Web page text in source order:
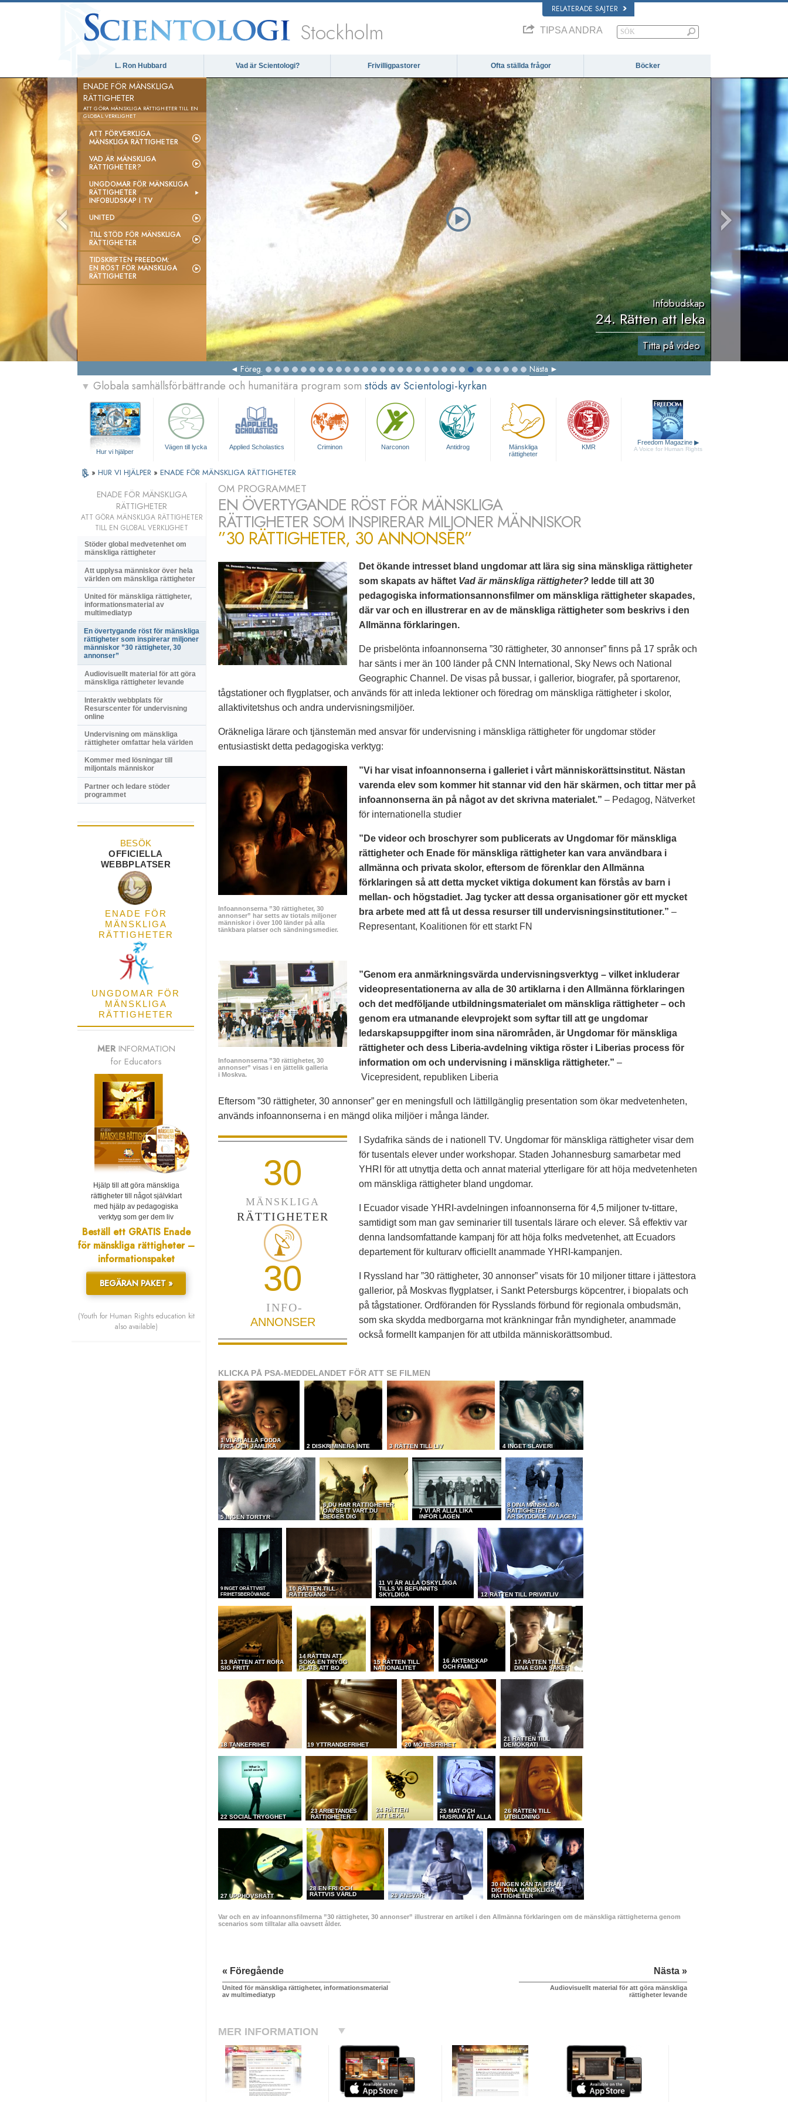
RELATERADE SAJTER
Stockholm TIPSA ANDRA
L. Ron Hubbard Vad är Scientologi? Frivilligpastorer Ofta ställda frågor Böcker
ENADE FÖR MÄNSKLIGA
RÄTTIGHETER
ATT GÖRA MÄNSKLIGA RÄTTIGHETER TILL EN
GLOBAL VERKLIGHET
ATT FÖRVERKLIGA
MÄNSKLIGA RÄTTIGHETER
VAD ÄR MÄNSKLIGA
RÄTTIGHETER?
UNGDOMAR FÖR MÄNSKLIGA
RÄTTIGHETER
INFOBUDSKAP I TV
UNITED
TILL STÖD FÖR MÄNSKLIGA
RÄTTIGHETER
TIDSKRIFTEN FREEDOM:
EN RÖST FÖR MÄNSKLIGA
RÄTTIGHETER
Infobudskap
24. Rätten att leka
Titta på video
Föreg. Nästa
▼ Globala samhällsförbättrande och humanitära program som stöds av Scientologi-kyrkan
Hur vi hjälper
Vägen till lycka Applied Scholastics Criminon Narconon Antidrog
Mänskliga
rättigheter
KMR
Freedom Magazine ▶
A Voice for Human Rights
» HUR VI HJÄLPER » ENADE FÖR MÄNSKLIGA RÄTTIGHETER
OM PROGRAMMET
EN ÖVERTYGANDE RÖST FÖR MÄNSKLIGA
RÄTTIGHETER SOM INSPIRERAR MILJONER MÄNNISKOR
”30 RÄTTIGHETER, 30 ANNONSER”
Det ökande intresset bland ungdomar att lära sig sina mänskliga rättigheter
som skapats av häftet Vad är mänskliga rättigheter? ledde till att 30
pedagogiska informationsannonsfilmer om mänskliga rättigheter skapades,
där var och en illustrerar en av de mänskliga rättigheter som beskrivs i den
Allmänna förklaringen.
De prisbelönta infoannonserna ”30 rättigheter, 30 annonser” finns på 17 språk och
har sänts i mer än 100 länder på CNN International, Sky News och National
Geographic Channel. De visas på bussar, i gallerior, biografer, på sportarenor,
tågstationer och flygplatser, och används för att inleda lektioner och föredrag om mänskliga rättigheter i skolor,
allaktivitetshus och andra undervisningsmiljöer.
Oräkneliga lärare och tjänstemän med ansvar för undervisning i mänskliga rättigheter för ungdomar stöder
entusiastiskt detta pedagogiska verktyg:
Infoannonserna ”30 rättigheter, 30
annonser” har setts av tiotals miljoner
människor i över 100 länder på alla
tänkbara platser och sändningsmedier.
”Vi har visat infoannonserna i galleriet i vårt människorättsinstitut. Nästan
varenda elev som kommer hit stannar vid den här skärmen, och tittar mer på
infoannonserna än på något av det skrivna materialet.” – Pedagog, Nätverket
för internationella studier
”De videor och broschyrer som publicerats av Ungdomar för mänskliga
rättigheter och Enade för mänskliga rättigheter kan vara användbara i
allmänna och privata skolor, eftersom de förenklar den Allmänna
förklaringen så att detta mycket viktiga dokument kan förstås av barn i
mellan- och högstadiet. Jag tycker att dessa organisationer gör ett mycket
bra arbete med att få ut dessa resurser till undervisningsinstitutioner.” –
Representant, Koalitionen för ett starkt FN
Infoannonserna ”30 rättigheter, 30
annonser” visas i en jättelik galleria
i Moskva.
”Genom era anmärkningsvärda undervisningsverktyg – vilket inkluderar
videopresentationerna av alla de 30 artiklarna i den Allmänna förklaringen
och det medföljande utbildningsmaterialet om mänskliga rättigheter – och
genom era utmanande elevprojekt som syftar till att ge ungdomar
ledarskapsuppgifter inom sina närområden, är Ungdomar för mänskliga
rättigheter och dess Liberia-avdelning viktiga röster i Liberias process för
information om och undervisning i mänskliga rättigheter.” –
Vicepresident, republiken Liberia
Eftersom ”30 rättigheter, 30 annonser” ger en meningsfull och lättillgänglig presentation som ökar medvetenheten,
används infoannonserna i en mängd olika miljöer i många länder.
30
MÄNSKLIGA
RÄTTIGHETER
30
INFO-
ANNONSER
I Sydafrika sänds de i nationell TV. Ungdomar för mänskliga rättigheter visar dem
för tusentals elever under workshopar. Staden Johannesburg samarbetar med
YHRI för att utnyttja detta och annat material ytterligare för att höja medvetenheten
om mänskliga rättigheter bland ungdomar.
I Ecuador visade YHRI-avdelningen infoannonserna för 4,5 miljoner tv-tittare,
samtidigt som man gav seminarier till tusentals lärare och elever. Så effektiv var
denna landsomfattande kampanj för att höja folks medvetenhet, att Ecuadors
departement för kulturarv officiellt anammade YHRI-kampanjen.
I Ryssland har ”30 rättigheter, 30 annonser” visats för 10 miljoner tittare i jättestora
gallerior, på Moskvas flygplatser, i Sankt Petersburgs köpcentrer, i biopalats och
på tågstationer. Ordföranden för Rysslands förbund för regionala ombudsmän,
som ska skydda medborgarna mot kränkningar från myndigheter, anammade
också formellt kampanjen för att utbilda människorättsombud.
KLICKA PÅ PSA-MEDDELANDET FÖR ATT SE FILMEN
1 VI ÄR ALLA FÖDDA
FRIA OCH JÄMLIKA
2 DISKRIMINERA INTE 3 RÄTTEN TILL LIV 4 INGET SLAVERI
5 INGEN TORTYR
6 DU HAR RÄTTIGHETER
OAVSETT VART DU
BEGER DIG
7 VI ÄR ALLA LIKA
INFÖR LAGEN
8 DINA MÄNSKLIGA
RÄTTIGHETER
ÄR SKYDDADE AV LAGEN
9 INGET ORÄTTVIST
FRIHETSBERÖVANDE
10 RÄTTEN TILL
RÄTTEGÅNG
11 VI ÄR ALLA OSKYLDIGA
TILLS VI BEFUNNITS
SKYLDIGA
12 RÄTTEN TILL PRIVATLIV
13 RÄTTEN ATT RÖRA
SIG FRITT
14 RÄTTEN ATT
SÖKA EN TRYGG
PLATS ATT BO
15 RÄTTEN TILL
NATIONALITET
16 ÄKTENSKAP
OCH FAMILJ
17 RÄTTEN TILL
DINA EGNA SAKER
18 TANKEFRIHET 19 YTTRANDEFRIHET 20 MÖTESFRIHET
21 RÄTTEN TILL
DEMOKRATI
22 SOCIAL TRYGGHET
23 ARBETANDES
RÄTTIGHETER
24 RÄTTEN
ATT LEKA
25 MAT OCH
HUSRUM ÅT ALLA
26 RÄTTEN TILL
UTBILDNING
27 UPPHOVSRÄTT
28 EN FRI OCH
RÄTTVIS VÄRLD
29 ANSVAR
30 INGEN KAN TA IFRÅN
DIG DINA MÄNSKLIGA
RÄTTIGHETER
Var och en av infoannonsfilmerna ”30 rättigheter, 30 annonser” illustrerar en artikel i den Allmänna förklaringen om de mänskliga rättigheterna genom
scenarios som tilltalar alla oavsett ålder.
« Föregående
United för mänskliga rättigheter, informationsmaterial
av multimediatyp
Nästa »
Audiovisuellt material för att göra mänskliga
rättigheter levande
MER INFORMATION
ENADE FÖR MÄNSKLIGA
RÄTTIGHETER
ATT GÖRA MÄNSKLIGA RÄTTIGHETER
TILL EN GLOBAL VERKLIGHET
Stöder global medvetenhet om
mänskliga rättigheter
Att upplysa människor över hela
världen om mänskliga rättigheter
United för mänskliga rättigheter,
informationsmaterial av
multimediatyp
En övertygande röst för mänskliga
rättigheter som inspirerar miljoner
människor ”30 rättigheter, 30
annonser”
Audiovisuellt material för att göra
mänskliga rättigheter levande
Interaktiv webbplats för
Resurscenter för undervisning
online
Undervisning om mänskliga
rättigheter omfattar hela världen
Kommer med lösningar till
miljontals människor
Partner och ledare stöder
programmet
BESÖK
OFFICIELLA
WEBBPLATSER
ENADE FÖR
MÄNSKLIGA
RÄTTIGHETER
UNGDOMAR FÖR
MÄNSKLIGA
RÄTTIGHETER
MER INFORMATION
for Educators
Hjälp till att göra mänskliga
rättigheter till något självklart
med hjälp av pedagogiska
verktyg som ger dem liv
Beställ ett GRATIS Enade
för mänskliga rättigheter –
informationspaket
BEGÄRAN PAKET »
(Youth for Human Rights education kit
also available)